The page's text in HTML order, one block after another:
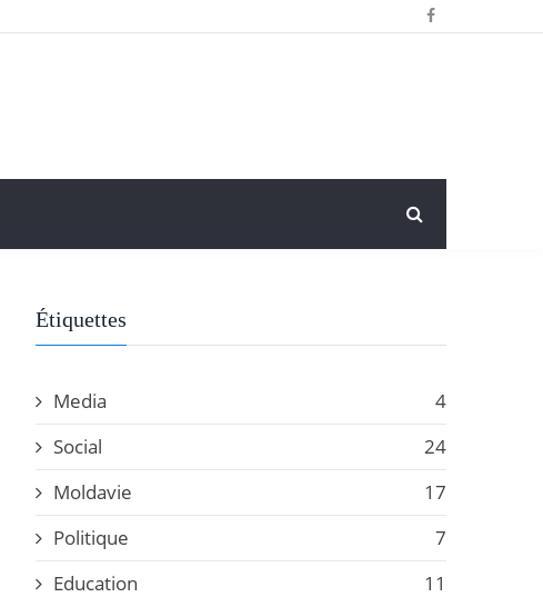
Étiquettes
Media
4
Social
24
Moldavie
17
Politique
7
Education
11